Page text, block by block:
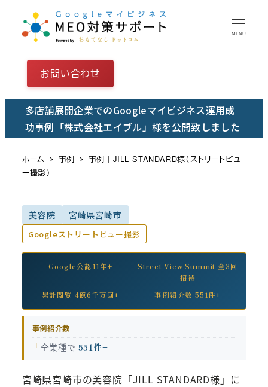
テ
MENU
お問い合わせ
多店舗展開企業でのGoogleマイビジネス運用成
功事例「株式会社エイブル」様を公開致しました
ホーム 事例
事例｜JILL STANDARD様（ストリートビュ
ー撮影）
美容院 宮崎県宮崎市
Googleストリートビュー撮影
Google公認11年+
Street View Summit 全3回
招待
累計閲覧 4億6千万回+
事例紹介数 551件+
事例紹介数
全業種で 551件+
宮崎県宮崎市の美容院「JILL STANDARD様」に